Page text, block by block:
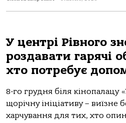
У центрі Рівного
роздавати гарячі
хто потребує
8-го грудня біля кінопалацу
щорічну ініціативу – виїзне
харчування для тих, хто